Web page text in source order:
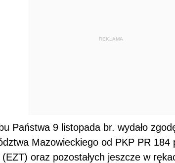
REKLAMA
Państwa 9 listopada br. wydało
Mazowieckiego od PKP PR
(EZT) oraz pozostałych jeszcze w